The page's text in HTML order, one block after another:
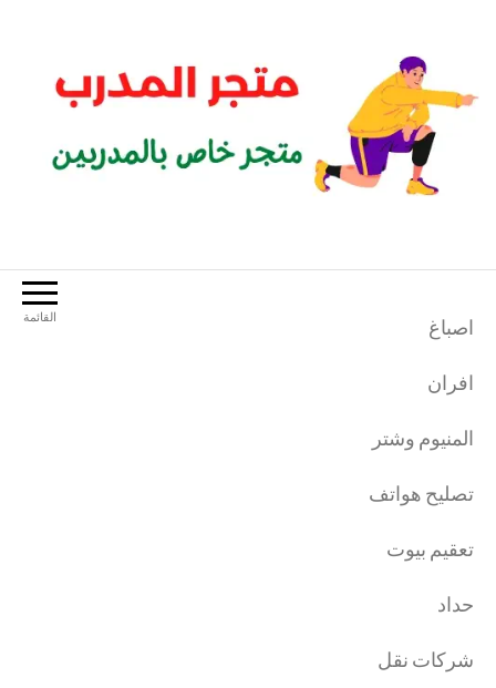
القائمة اصباغ
افران
المنيوم وشتر
تصليح هواتف
تعقيم بيوت
حداد
شركات نقل